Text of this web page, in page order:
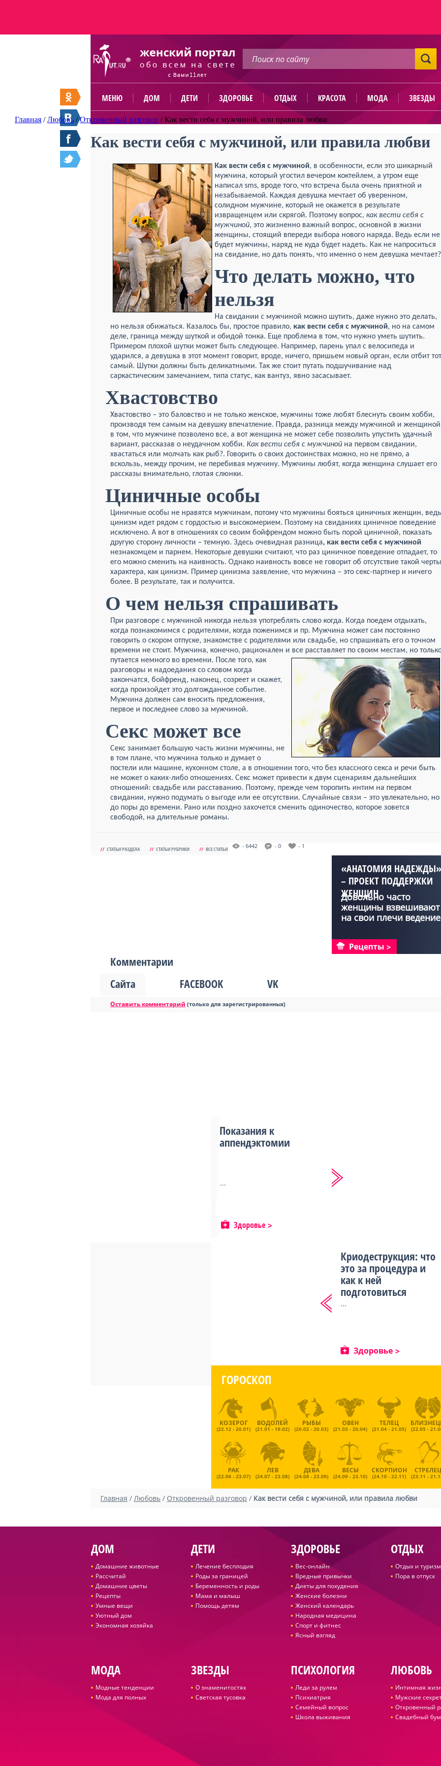
МЕНЮ ДОМ ДЕТИ ЗДОРОВЬЕ ОТДЫХ КРАСОТА МОДА ЗВЕЗДЫ
Главная /Любовь /Откровенный разговор /Как вести себя с мужчиной, или правила любви
Как вести себя с мужчиной, или правила любви
Как вести себя с мужчиной, в особенности, если это шикарный
мужчина, который угостил вечером коктейлем, а утром еще
написал sms, вроде того, что встреча была очень приятной и
незабываемой. Каждая девушка мечтает об уверенном,
солидном мужчине, который не окажется в результате
извращенцем или скрягой. Поэтому вопрос, как вести себя с
мужчиной, это жизненно важный вопрос, основной в жизни
женщины, стоящий впереди выбора нового наряда. Ведь если не
будет мужчины, наряд не куда будет надеть. Как не напроситься
на свидание, но дать понять, что именно о нем девушка мечтает?
Что делать можно, что
нельзя
На свидании с мужчиной можно шутить, даже нужно это делать,
но нельзя обижаться. Казалось бы, простое правило, как вести себя с мужчиной, но на самом
деле, граница между шуткой и обидой тонка. Еще проблема в том, что нужно уметь шутить.
Примером плохой шутки может быть следующее. Например, парень упал с велосипеда и
ударился, а девушка в этот момент говорит, вроде, ничего, пришьем новый орган, если отбит тот
самый. Шутки должны быть деликатными. Так же стоит путать подшучивание над
саркастическим замечанием, типа статус, как вантуз, явно засасывает.
Хвастовство
Хвастовство – это баловство и не только женское, мужчины тоже любят блеснуть своим хобби,
производя тем самым на девушку впечатление. Правда, разница между мужчиной и женщиной
в том, что мужчине позволено все, а вот женщина не может себе позволить упустить удачный
вариант, рассказав о неудачном хобби. Как вести себя с мужчиной на первом свидании,
хвастаться или молчать как рыб?. Говорить о своих достоинствах можно, но не прямо, а
вскользь, между прочим, не перебивая мужчину. Мужчины любят, когда женщина слушает его
рассказы внимательно, глотая слюнки.
Циничные особы
Циничные особы не нравятся мужчинам, потому что мужчины бояться циничных женщин, ведь
цинизм идет рядом с гордостью и высокомерием. Поэтому на свиданиях циничное поведение
исключено. А вот в отношениях со своим бойфрендом можно быть порой циничной, показать
другую сторону личности – темную. Здесь очевидная разница, как вести себя с мужчиной
незнакомцем и парнем. Некоторые девушки считают, что раз циничное поведение отпадает, то
его можно сменить на наивность. Однако наивность вовсе не говорит об отсутствие такой черты
характера, как цинизм. Пример цинизма заявление, что мужчина – это секс-партнер и ничего
более. В результате, так и получится.
О чем нельзя спрашивать
При разговоре с мужчиной никогда нельзя употреблять слово когда. Когда поедем отдыхать,
когда познакомимся с родителями, когда поженимся и пр. Мужчина может сам постоянно
говорить о скором отпуске, знакомстве с родителями или свадьбе, но спрашивать его о точном
времени не стоит. Мужчина, конечно, рационален и все расставляет по своим местам, но
путается немного во времени. После того, как
разговоры и надоедания со словом когда
закончатся, бойфренд, наконец, созреет и скажет,
когда произойдет это долгожданное событие.
Мужчина должен сам вносить предложения,
первое и последнее слово за мужчиной.
Секс может все
Секс занимает большую часть жизни мужчины, не
в том плане, что мужчина только и думает о
постели или машине, кухонном столе, а в отношении того, что без классного секса и речи быть
не может о каких-либо отношениях. Секс может привести к двум сценариям дальнейших
отношений: свадьбе или расставанию. Поэтому, прежде чем торопить интим на первом
свидании, нужно подумать о выгоде или ее отсутствии. Случайные связи – это увлекательно, но
до поры до времени. Рано или поздно захочется сменить одиночество, которое зовется
свободой, на длительные романы.
// СТАТЬИ РАЗДЕЛА // СТАТЬИ РУБРИКИ // ВСЕ СТАТЬИ - 6442 - 0 - 1
«АНАТОМИЯ НАДЕЖДЫ»
– ПРОЕКТ ПОДДЕРЖКИ
ЖЕНЩИН
Довольно часто
женщины взвешивают
на свои плечи ведение
Рецепты
Комментарии
Сайта
FACEBOOK VK
Оставить комментарий (только для зарегистрированных)
Показания к
аппендэктомии
...
Здоровье
Криодеструкция: что
это за процедура и
как к ней
подготовиться
...
Здоровье
ГОРОСКОП
КОЗЕРОГ
(22.12 - 20.01)
ВОДОЛЕЙ
(21.01 - 19.02)
РЫБЫ
(20.02 - 20.03)
ОВЕН
(21.03 - 20.04)
ТЕЛЕЦ
(21.04 - 21.05) (22.05 -
РАК
(22.06 - 23.07)
ЛЕВ
(24.07 - 23.08)
ДЕВА
(24.08 - 23.09)
ВЕСЫ
(24.09 - 23.10)
СКОРПИОН
(24.10 - 22.11)
СТРЕЛЕЦ
(23.11 -
Главная / Любовь / Откровенный разговор / Как вести себя с мужчиной, или правила любви
ДОМ
Домашние животные
Рассчитай
Домашние цветы
Рецепты
Умные вещи
Уютный дом
Экономная хозяйка
ДЕТИ
Лечение бесплодия
Роды за границей
Беременность и роды
Мама и малыш
Помощь детям
ЗДОРОВЬЕ
Вес-онлайн
Вредные привычки
Диеты для похудения
Женские болезни
Женский календарь
Народная медицина
Спорт и фитнес
Ясный взгляд
ОТДЫХ
Отдых и туризм
Пора в отпуск
МОДА
Модные тенденции
Мода для полных
ЗВЕЗДЫ
О знаменитостях
Светская тусовка
ПСИХОЛОГИЯ
Леди за рулем
Психиатрия
Семейный вопрос
Школа выживания
ЛЮБОВЬ
Интимная
Мужские
Откровенный
Свадебный бум